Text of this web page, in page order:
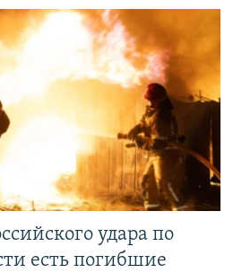
удара по
есть погибшие